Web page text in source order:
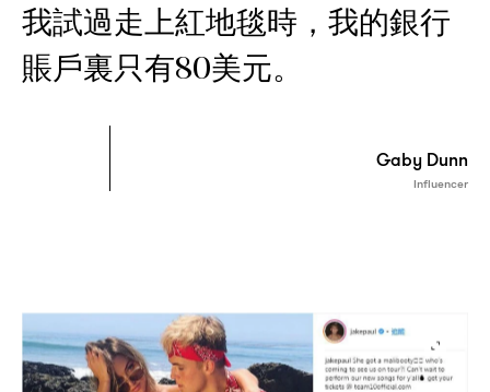
我試過走上紅地毯時 ， 我的銀行
賬戶裏只有80美元。
Gaby Dunn
Influencer